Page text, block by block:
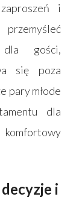
i
gości,
się poza
pary młode
dla
i